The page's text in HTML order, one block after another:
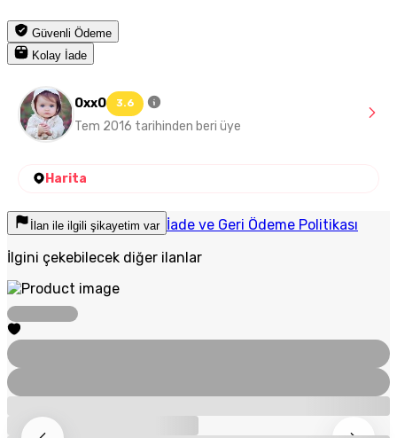
Güvenli Ödeme
Kolay İade
OxxO 3.6
Tem 2016 tarihinden beri üye
Harita
İlan ile ilgili şikayetim var İade ve Geri Ödeme Politikası
İlgini çekebilecek diğer ilanlar